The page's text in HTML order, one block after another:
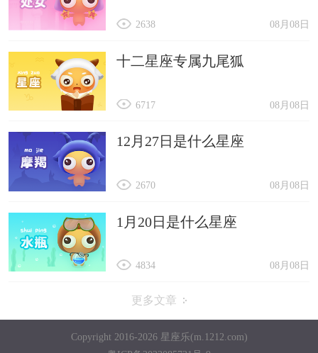
08月08日
2638
十二星座专属九尾狐
08月08日
6717
12月27日是什么星座
08月08日
2670
1月20日是什么星座
08月08日
4834
更多文章
Copyright 2016-2026 星座乐(m.1212.com)